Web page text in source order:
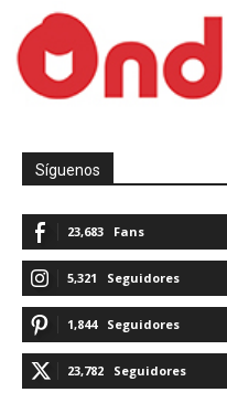
Síguenos
23,683 Fans
5,321 Seguidores
1,844 Seguidores
23,782 Seguidores